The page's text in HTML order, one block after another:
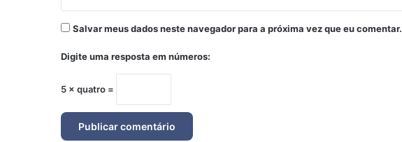
Salvar meus dados neste navegador para a próxima vez que eu comentar.
Digite uma resposta em números:
5 × quatro =